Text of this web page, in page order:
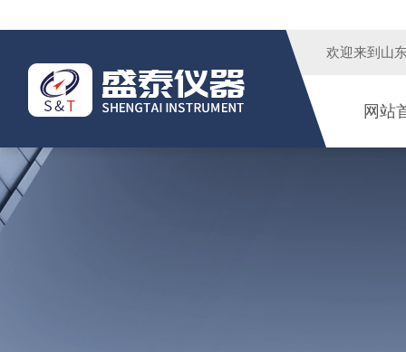
欢迎来到 山
网站